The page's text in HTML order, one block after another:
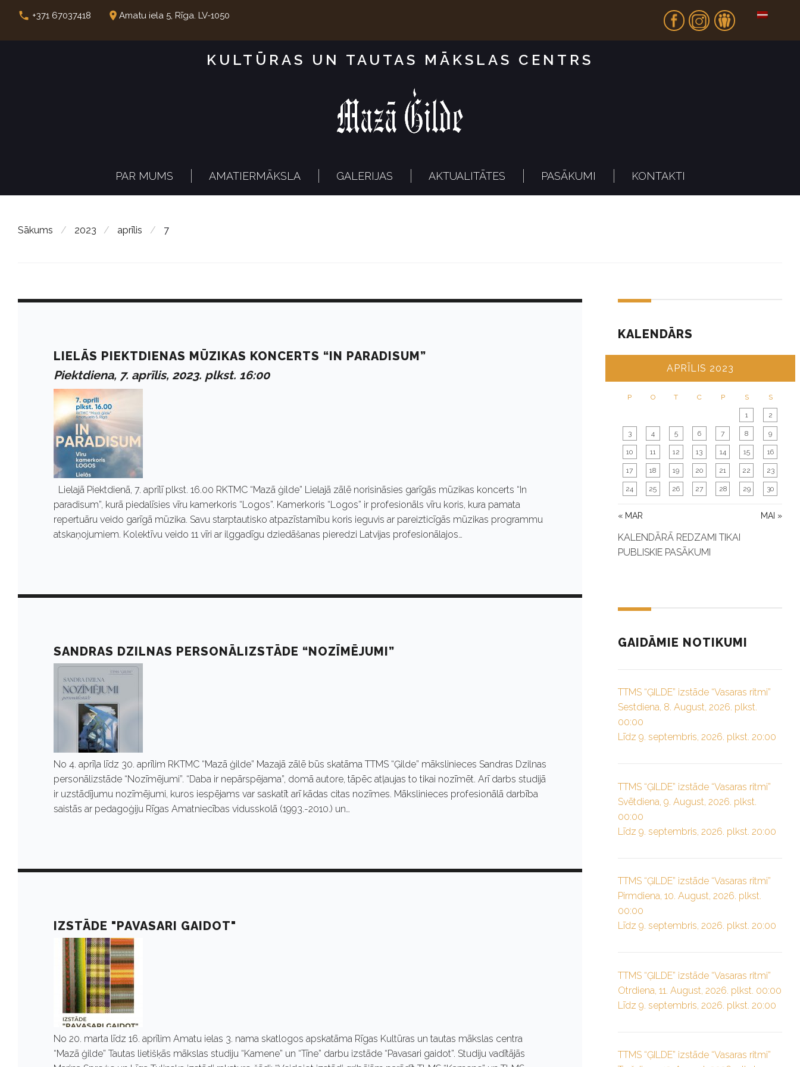
e
Fb In Dr
call +371 67037418 place Amatu iela 5, Rīga. LV-1050
KULTŪRAS UN TAUTAS MĀKSLAS CENTRS
PAR MUMS AMATIERMĀKSLA GALERIJAS AKTUALITĀTES PASĀKUMI KONTAKTI
Sākums / 2023 / aprīlis / 7
ī
2
LIELĀS PIEKTDIENAS MŪZIKAS KONCERTS “IN PARADISUM”
Piektdiena, 7. aprīlis, 2023. plkst. 16:00
Lielajā Piektdienā, 7. aprīlī plkst. 16.00 RKTMC “Mazā ģilde” Lielajā zālē norisināsies garīgās mūzikas koncerts “In
paradisum”, kurā piedalīsies vīru kamerkoris “Logos”. Kamerkoris “Logos” ir profesionāls vīru koris, kura pamata
repertuāru veido garīgā mūzika. Savu starptautisko atpazīstamību koris ieguvis ar pareizticīgās mūzikas programmu
atskaņojumiem. Kolektīvu veido 11 vīri ar ilggadīgu dziedāšanas pieredzi Latvijas profesionālajos…
SANDRAS DZILNAS PERSONĀLIZSTĀDE “NOZĪMĒJUMI”
No 4. aprīļa līdz 30. aprīlim RKTMC “Mazā ģilde” Mazajā zālē būs skatāma TTMS “Ģilde” mākslinieces Sandras Dzilnas
personālizstāde “Nozīmējumi”. “Daba ir nepārspējama”, domā autore, tāpēc atļaujas to tikai nozīmēt. Arī darbs studijā
ir uzstādījumu nozīmējumi, kuros iespējams var saskatīt arī kādas citas nozīmes. Mākslinieces profesionālā darbība
saistās ar pedagoģiju Rīgas Amatniecības vidusskolā (1993.-2010.) un…
IZSTĀDE "PAVASARI GAIDOT"
No 20. marta līdz 16. aprīlim Amatu ielas 3. nama skatlogos apskatāma Rīgas Kultūras un tautas mākslas centra
“Mazā ģilde” Tautas lietišķās mākslas studiju “Kamene” un “Tīne” darbu izstāde “Pavasari gaidot”. Studiju vadītājās
KALENDĀRS
APRĪLIS 2023
P O T C P S S
« MAR MAI »
1 2
3 4 5 6 7 8 9
10 11 12 13 14 15 16
17 18 19 20 21 22 23
24 25 26 27 28 29 30
KALENDĀRĀ REDZAMI TIKAI
PUBLISKIE PASĀKUMI
GAIDĀMIE NOTIKUMI
TTMS “ĢILDE” izstāde “Vasaras ritmi”
Sestdiena, 8. August, 2026. plkst.
00:00
Līdz 9. septembris, 2026. plkst. 20:00
TTMS “ĢILDE” izstāde “Vasaras ritmi”
Svētdiena, 9. August, 2026. plkst.
00:00
Līdz 9. septembris, 2026. plkst. 20:00
TTMS “ĢILDE” izstāde “Vasaras ritmi”
Pirmdiena, 10. August, 2026. plkst.
00:00
Līdz 9. septembris, 2026. plkst. 20:00
TTMS “ĢILDE” izstāde “Vasaras ritmi”
Otrdiena, 11. August, 2026. plkst. 00:00
Līdz 9. septembris, 2026. plkst. 20:00
TTMS “ĢILDE” izstāde “Vasaras ritmi”